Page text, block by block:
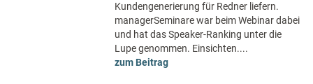
Kundengenerierung für Redner liefern.
managerSeminare war beim Webinar dabei
und hat das Speaker-Ranking unter die
Lupe genommen. Einsichten....
zum Beitrag